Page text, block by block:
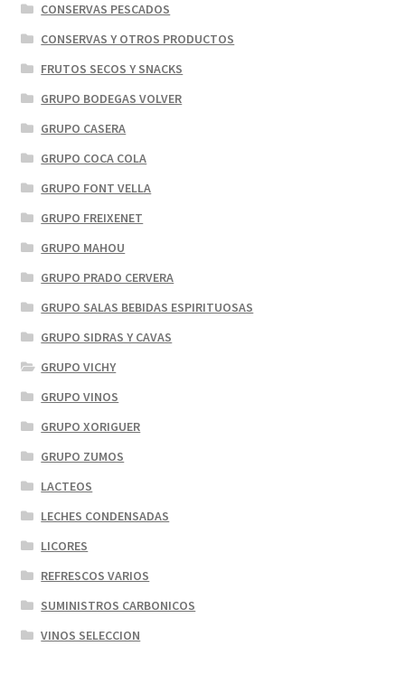
CONSERVAS PESCADOS
CONSERVAS Y OTROS PRODUCTOS
FRUTOS SECOS Y SNACKS
GRUPO BODEGAS VOLVER
GRUPO CASERA
GRUPO COCA COLA
GRUPO FONT VELLA
GRUPO FREIXENET
GRUPO MAHOU
GRUPO PRADO CERVERA
GRUPO SALAS BEBIDAS ESPIRITUOSAS
GRUPO SIDRAS Y CAVAS
GRUPO VICHY
GRUPO VINOS
GRUPO XORIGUER
GRUPO ZUMOS
LACTEOS
LECHES CONDENSADAS
LICORES
REFRESCOS VARIOS
SUMINISTROS CARBONICOS
VINOS SELECCION